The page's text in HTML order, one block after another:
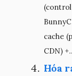
cache
CDN)
Hóa